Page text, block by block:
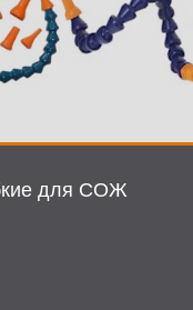
для СОЖ